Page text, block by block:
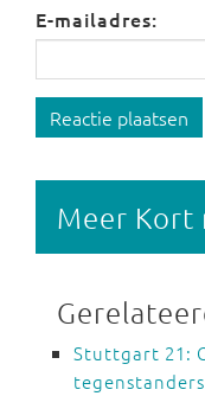
E-mailadres:
Reactie plaatsen
Meer Kort
Stuttgart 21: